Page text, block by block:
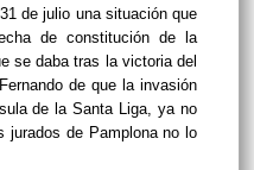
de julio una situación que
de constitución de la
se daba tras la victoria del
de que la invasión
de la Santa Liga, ya no
jurados de Pamplona no lo